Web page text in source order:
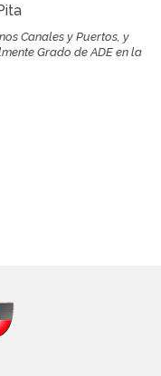
Canales y Puertos, y
Grado de ADE en la